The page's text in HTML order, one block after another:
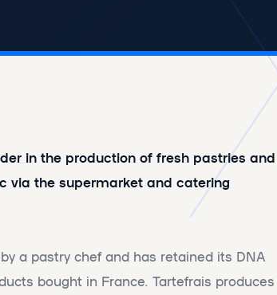
in the production of fresh pastries and
via the supermarket and catering
a pastry chef and has retained its DNA
bought in France. Tartefrais produces